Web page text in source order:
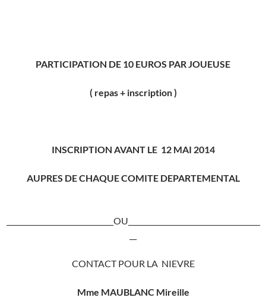
PARTICIPATION DE 10 EUROS PAR JOUEUSE
( repas + inscription )
INSCRIPTION AVANT LE 12 MAI 2014
AUPRES DE CHAQUE COMITE DEPARTEMENTAL
______________________________OU_____________________________________
CONTACT POUR LA NIEVRE
Mme MAUBLANC Mireille